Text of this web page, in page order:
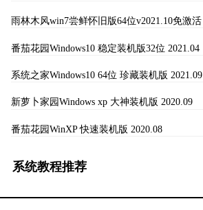
雨林木风win7尝鲜怀旧版64位v2021.10免激活
番茄花园Windows10 稳定装机版32位 2021.04
系统之家Windows10 64位 珍藏装机版 2021.09
新萝卜家园Windows xp 大神装机版 2020.09
番茄花园WinXP 快速装机版 2020.08
系统教程推荐